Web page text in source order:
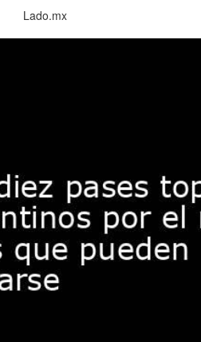
Lado.mx